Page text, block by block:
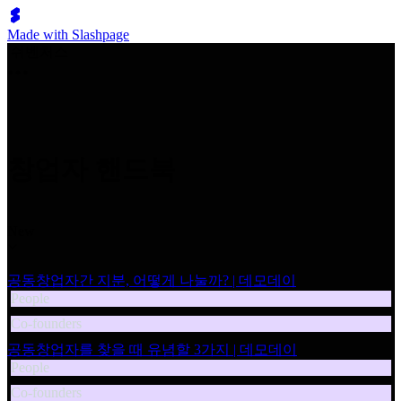
Made with Slashpage
공동창업자간 지분, 어떻게 나눌까? | 데모데이
People
Co-founders
공동창업자를 찾을 때 유념할 3가지 | 데모데이
People
Co-founders